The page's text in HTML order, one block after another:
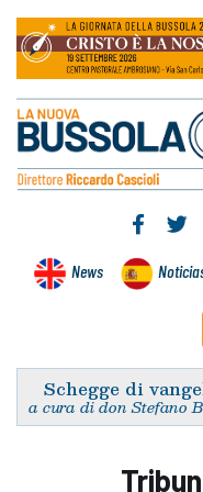
News
Schegge di
a cura di don Stefano